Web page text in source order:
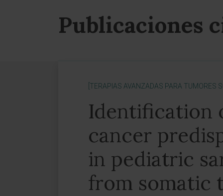
Publicaciones
[TERAPIAS AVANZADAS PARA TUMORES
Identification
cancer
in pediatric
from somatic